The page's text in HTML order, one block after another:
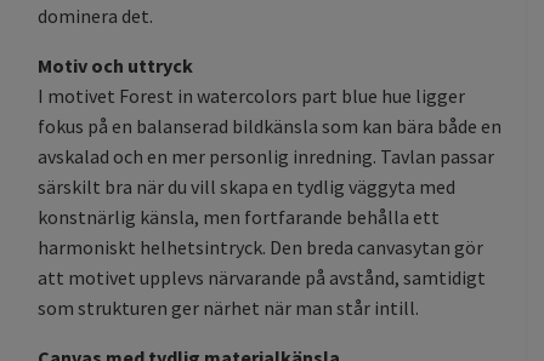
dominera det.
Motiv och uttryck
I motivet Forest in watercolors part blue hue ligger
fokus på en balanserad bildkänsla som kan bära både en
avskalad och en mer personlig inredning. Tavlan passar
särskilt bra när du vill skapa en tydlig väggyta med
konstnärlig känsla, men fortfarande behålla ett
harmoniskt helhetsintryck. Den breda canvasytan gör
att motivet upplevs närvarande på avstånd, samtidigt
som strukturen ger närhet när man står intill.